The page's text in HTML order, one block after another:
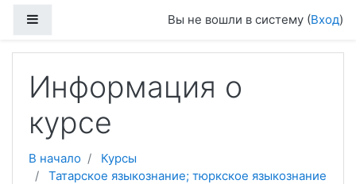
Вы не вошли в систему (Вход)
Информация о
курсе
В начало
Курсы
Татарское языкознание; тюркское языкознание